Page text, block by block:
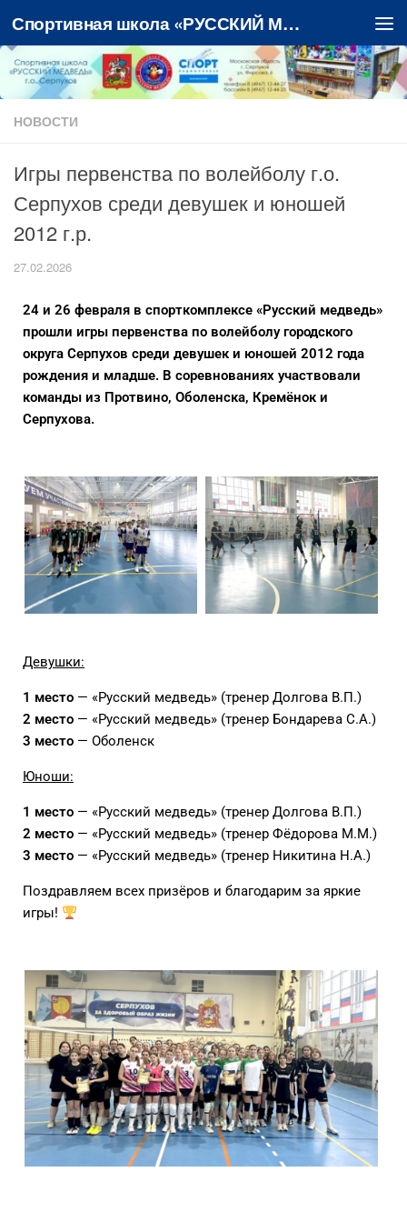
Перейти к содержимому Спортивная школа «РУССКИЙ МЕДВЕДЬ»
НОВОСТИ
Игры первенства по волейболу г.о.
Серпухов среди девушек и юношей
2012 г.р.
27.02.2026
24 и 26 февраля в спорткомплексе «Русский медведь»
прошли игры первенства по волейболу городского
округа Серпухов среди девушек и юношей 2012 года
рождения и младше. В соревнованиях участвовали
команды из Протвино, Оболенска, Кремёнок и
Серпухова.
Девушки:
1 место — «Русский медведь» (тренер Долгова В.П.)
2 место — «Русский медведь» (тренер Бондарева С.А.)
3 место — Оболенск
Юноши:
1 место — «Русский медведь» (тренер Долгова В.П.)
2 место — «Русский медведь» (тренер Фёдорова М.М.)
3 место — «Русский медведь» (тренер Никитина Н.А.)
Поздравляем всех призёров и благодарим за яркие
игры!